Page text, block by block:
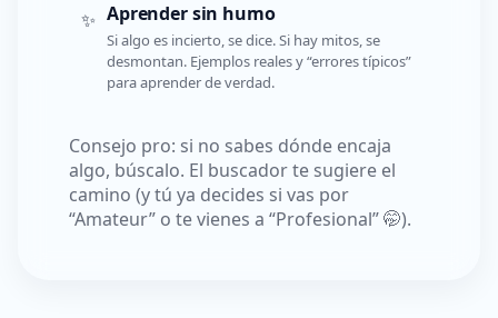
✨ Aprender sin humo
Si algo es incierto, se dice. Si hay mitos, se
desmontan. Ejemplos reales y “errores típicos”
para aprender de verdad.
Consejo pro: si no sabes dónde encaja
algo, búscalo. El buscador te sugiere el
camino (y tú ya decides si vas por
“Amateur” o te vienes a “Profesional” 🤭).